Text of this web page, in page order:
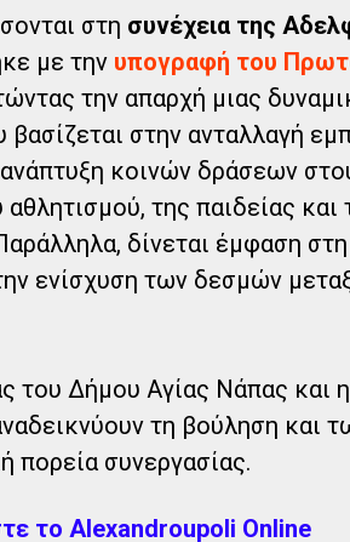
στη συνέχεια της
με την υπογραφή του
την απαρχή μιας
στην ανταλλαγή
κοινών δράσεων
της παιδείας και
δίνεται έμφαση
ενίσχυση των δεσμών
του Δήμου Αγίας Νάπας και
τη βούληση και
πορεία συνεργασίας.
το Alexandroupoli Online